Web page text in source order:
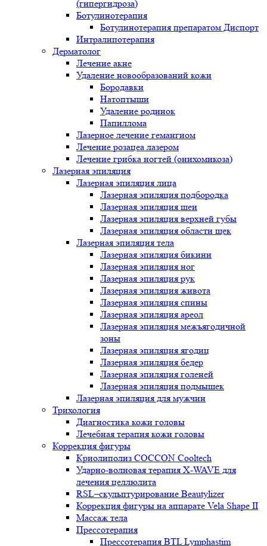
(гипергидроза)
Ботулинотерапия
Ботулинотерапия препаратом Диспорт
Интралипотерапия
Дерматолог
Лечение акне
Удаление новообразований кожи
Бородавки
Натоптыши
Удаление родинок
Папиллома
Лазерное лечение гемангиом
Лечение розацеа лазером
Лечение грибка ногтей (онихомикоза)
Лазерная эпиляция
Лазерная эпиляция лица
Лазерная эпиляция подбородка
Лазерная эпиляция шеи
Лазерная эпиляция верхней губы
Лазерная эпиляция области щек
Лазерная эпиляция тела
Лазерная эпиляция бикини
Лазерная эпиляция ног
Лазерная эпиляция рук
Лазерная эпиляция живота
Лазерная эпиляция спины
Лазерная эпиляция ареол
Лазерная эпиляция межъягодичной
зоны
Лазерная эпиляция ягодиц
Лазерная эпиляция бедер
Лазерная эпиляция голеней
Лазерная эпиляция подмышек
Лазерная эпиляция для мужчин
Трихология
Диагностика кожи головы
Лечебная терапия кожи головы
Коррекция фигуры
Криолиполиз COCCON Cooltech
Ударно-волновая терапия X-WAVE для
лечения целлюлита
RSL–скульптурирование Beautylizer
Коррекция фигуры на аппарате Vela Shape II
Массаж тела
Прессотерапия
Прессотерапия BTL Lymphastim